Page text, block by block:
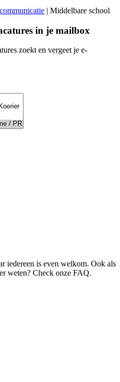
| Middelbare school
in je mailbox
zoekt en vergeet je e-
iedereen is even welkom. Ook als
weten? Check onze FAQ.